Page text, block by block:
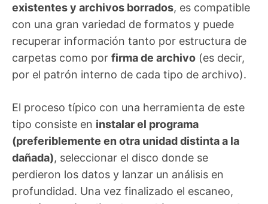
existentes y archivos borrados, es compatible
con una gran variedad de formatos y puede
recuperar información tanto por estructura de
carpetas como por firma de archivo (es decir,
por el patrón interno de cada tipo de archivo).
El proceso típico con una herramienta de este
tipo consiste en instalar el programa
(preferiblemente en otra unidad distinta a la
dañada), seleccionar el disco donde se
perdieron los datos y lanzar un análisis en
profundidad. Una vez finalizado el escaneo,